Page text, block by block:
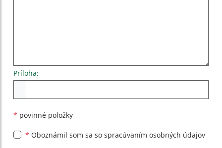
Príloha:
* povinné položky
* Oboznámil som sa so spracúvaním osobných údajov